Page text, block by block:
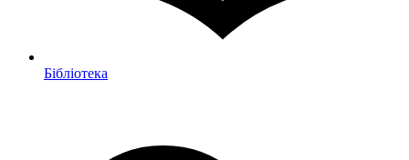
Бібліотека